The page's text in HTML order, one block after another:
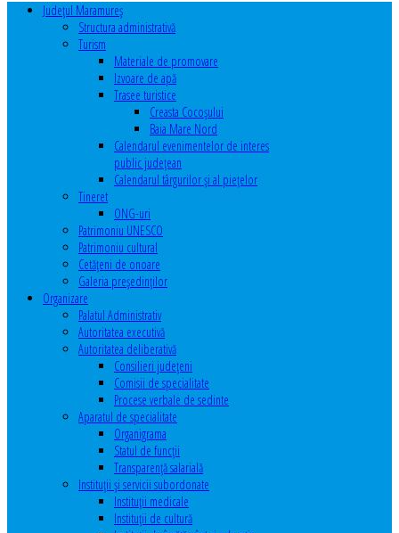
Judeţul Maramureş
Structura administrativă
Turism
Materiale de promovare
Izvoare de apă
Trasee turistice
Creasta Cocoșului
Baia Mare Nord
Calendarul evenimentelor de interes
public judeţean
Calendarul târgurilor şi al pieţelor
Tineret
ONG-uri
Patrimoniu UNESCO
Patrimoniu cultural
Cetăţeni de onoare
Galeria președinților
Organizare
Palatul Administrativ
Autoritatea executivă
Autoritatea deliberativă
Consilieri judeţeni
Comisii de specialitate
Procese verbale de sedinte
Aparatul de specialitate
Organigrama
Statul de funcții
Transparență salarială
Instituţii şi servicii subordonate
Instituţii medicale
Instituţii de cultură